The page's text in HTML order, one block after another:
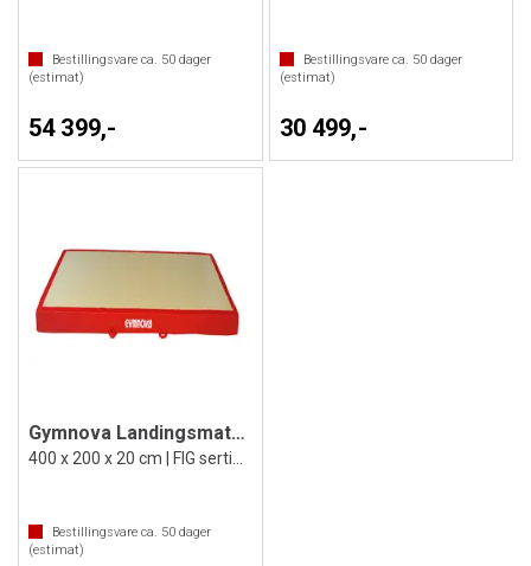
Bestillingsvare ca. 50 dager
(estimat)
54 399,-
Bestillingsvare ca. 50dager
(estimat)
30 499,-
Gymnova Landingsmatte for ringer 4x2 m
Bestillingsvare ca. 50 dager
(estimat)